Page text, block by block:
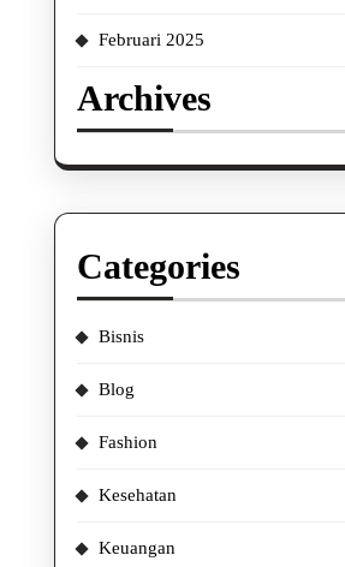
Februari 2025
Archives
Categories
Bisnis
Blog
Fashion
Kesehatan
Keuangan